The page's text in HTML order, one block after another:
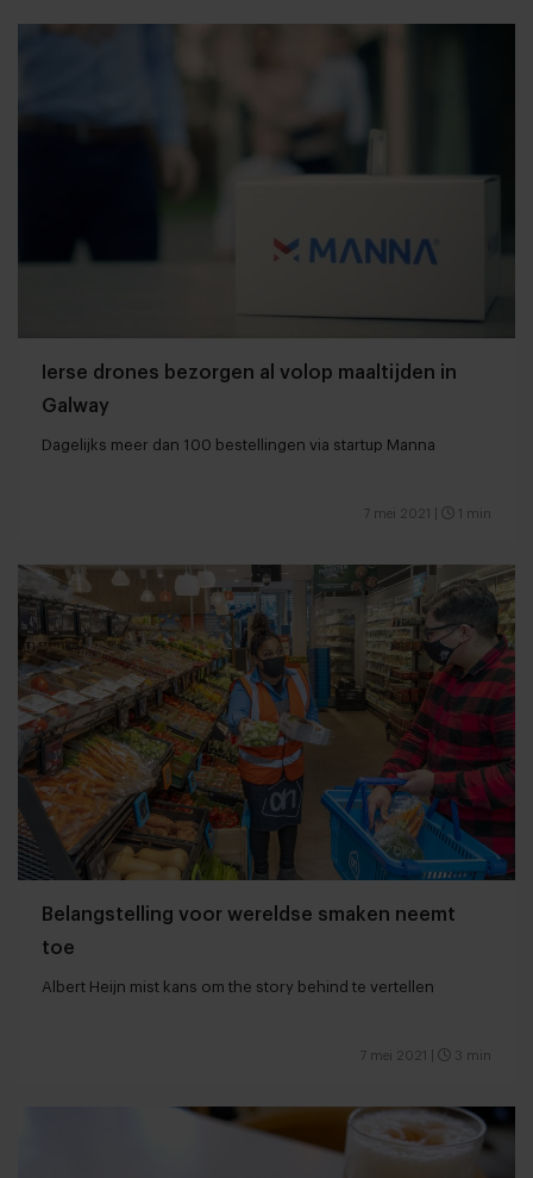
Ierse drones bezorgen al volop maaltijden in
Galway
Dagelijks meer dan 100 bestellingen via startup Manna
7 mei 2021 1 min
Belangstelling voor wereldse smaken neemt
toe
Albert Heijn mist kans om the story behind te vertellen
7 mei 2021 3 min